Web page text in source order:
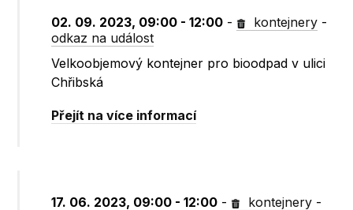
02. 09. 2023, 09:00 - 12:00 - kontejnery -
odkaz na událost
Velkoobjemový kontejner pro bioodpad v ulici
Chřibská
Přejít na více informací
17. 06. 2023, 09:00 - 12:00 - kontejnery -